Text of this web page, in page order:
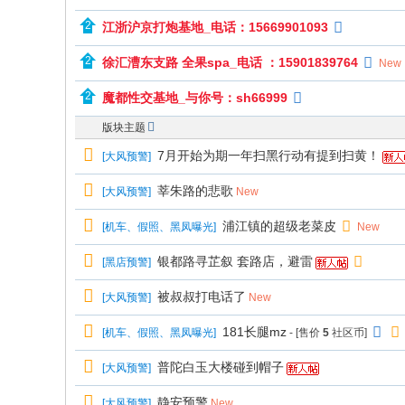
江浙沪京打炮基地_电话：15669901093
徐汇漕东支路 全果spa_电话 ：15901839764 New
魔都性交基地_与你号：sh66999
版块主题
[大风预警] 7月开始为期一年扫黑行动有提到扫黄！
[大风预警] 莘朱路的悲歌 New
[机车、假照、黑凤曝光] 浦江镇的超级老菜皮 New
[黑店预警] 银都路寻芷叙 套路店，避雷
[大风预警] 被叔叔打电话了 New
[机车、假照、黑凤曝光] 181长腿mz - [售价 5 社区币]
[大风预警] 普陀白玉大楼碰到帽子